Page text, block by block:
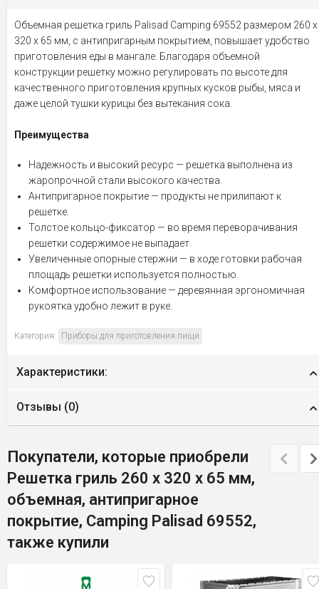
Объемная решетка гриль Palisad Camping 69552 размером 260 х
320 х 65 мм, с антипригарным покрытием, повышает удобство
приготовления еды в мангале. Благодаря объемной
конструкции решетку можно регулировать по высоте для
качественного приготовления крупных кусков рыбы, мяса и
даже целой тушки курицы без вытекания сока.
Преимущества
Надежность и высокий ресурс — решетка выполнена из
жаропрочной стали высокого качества.
Антипригарное покрытие — продукты не прилипают к
решетке.
Толстое кольцо-фиксатор — во время переворачивания
решетки содержимое не выпадает.
Увеличенные опорные стержни — в ходе готовки рабочая
площадь решетки используется полностью.
Комфортное использование — деревянная эргономичная
рукоятка удобно лежит в руке.
Категория: Приборы для приготовления пищи
Характеристики:
Отзывы (0)
Покупатели, которые приобрели
Решетка гриль 260 х 320 х 65 мм,
объемная, антипригарное
покрытие, Camping Palisad 69552,
также купили